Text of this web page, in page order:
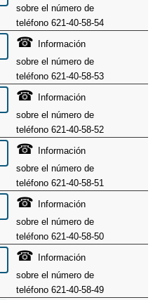
sobre el número de
teléfono 621-40-58-54
☎
Información
sobre el número de
teléfono 621-40-58-53
☎
Información
sobre el número de
teléfono 621-40-58-52
☎
Información
sobre el número de
teléfono 621-40-58-51
☎
Información
sobre el número de
teléfono 621-40-58-50
☎
Información
sobre el número de
teléfono 621-40-58-49